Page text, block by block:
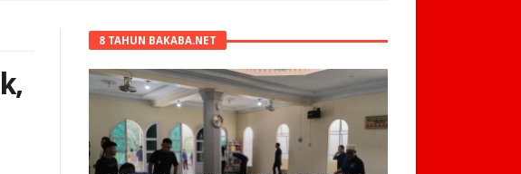
8 TAHUN BAKABA.NET